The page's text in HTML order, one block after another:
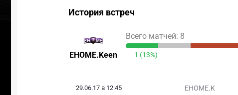
История встреч
EHOME.Keen
Всего матчей: 8
1 (13%)
29.06.17 в 12:45 EHOME.K